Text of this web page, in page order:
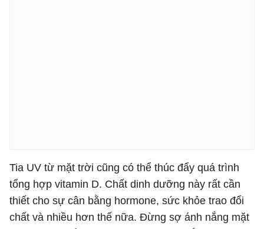
Tia UV từ mặt trời cũng có thể thúc đẩy quá trình
tổng hợp vitamin D. Chất dinh dưỡng này rất cần
thiết cho sự cân bằng hormone, sức khỏe trao đổi
chất và nhiều hơn thế nữa. Đừng sợ ánh nắng mặt